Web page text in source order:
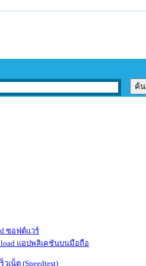
ซอฟต์แวร์
แอปพลิเคชันบนมือถือ
วเน็ต (Speedtest)